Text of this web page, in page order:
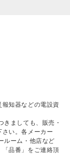
知器などの電設資
ましても、販売・
い。各メーカー
ルーム・他店など
品番」をご連絡頂